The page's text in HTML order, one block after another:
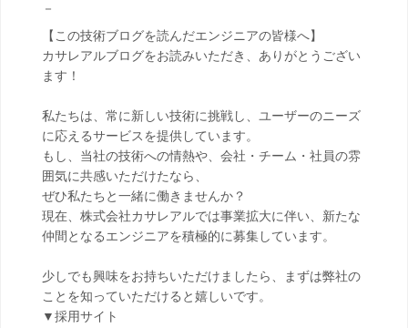
－
【この技術ブログを読んだエンジニアの皆様へ】
カサレアルブログをお読みいただき、ありがとうござい
ます！
私たちは、常に新しい技術に挑戦し、ユーザーのニーズ
に応えるサービスを提供しています。
もし、当社の技術への情熱や、会社・チーム・社員の雰
囲気に共感いただけたなら、
ぜひ私たちと一緒に働きませんか？
現在、株式会社カサレアルでは事業拡大に伴い、新たな
仲間となるエンジニアを積極的に募集しています。
少しでも興味をお持ちいただけましたら、まずは弊社の
ことを知っていただけると嬉しいです。
▼採用サイト